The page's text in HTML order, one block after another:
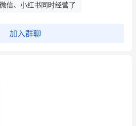
信、小红书同时经营了
加入群聊